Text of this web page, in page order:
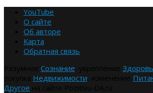
YouTube
О сайте
Об авторе
Карта
Обратная связь
Сознание
Недвижимости
Другое